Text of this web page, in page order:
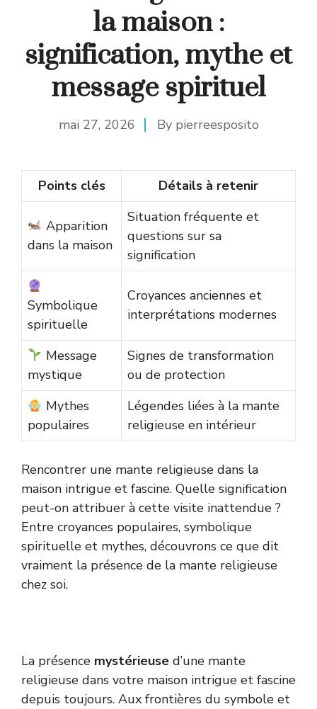
la maison :
signification, mythe et
message spirituel
mai 27, 2026 By pierreesposito
Points clés Détails à retenir
Apparition
dans la maison
Situation fréquente et
questions sur sa
signification
Symbolique
spirituelle
Croyances anciennes et
interprétations modernes
Message
mystique
Signes de transformation
ou de protection
Mythes
populaires
Légendes liées à la mante
religieuse en intérieur
Rencontrer une mante religieuse dans la
maison intrigue et fascine. Quelle signification
peut-on attribuer à cette visite inattendue ?
Entre croyances populaires, symbolique
spirituelle et mythes, découvrons ce que dit
vraiment la présence de la mante religieuse
chez soi.
La présence mystérieuse d’une mante
religieuse dans votre maison intrigue et fascine
depuis toujours. Aux frontières du symbole et